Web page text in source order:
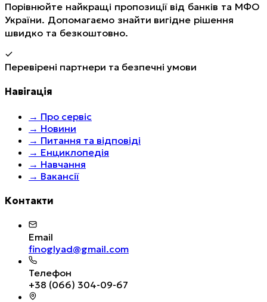
Порівнюйте найкращі пропозиції від банків та МФО
України. Допомагаємо знайти вигідне рішення
швидко та безкоштовно.
Перевірені партнери та безпечні умови
Навігація
→ Про сервіс
→ Новини
→ Питання та відповіді
→ Енциклопедія
→ Навчання
→ Вакансії
Контакти
Email
finoglyad@gmail.com
Телефон
+38 (066) 304-09-67